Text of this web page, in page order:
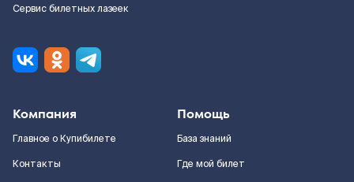
Сервис билетных лазеек
Компания
Главное о Купибилете
Контакты
Помощь
База знаний
Где мой билет